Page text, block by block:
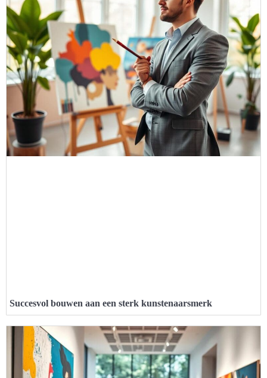
Succesvol bouwen aan een sterk kunstenaarsmerk